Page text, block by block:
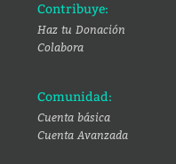
Contribuye:
Haz tu Donación
Colabora
Comunidad:
Cuenta básica
Cuenta Avanzada